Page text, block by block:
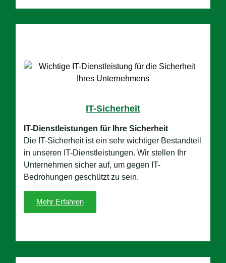
IT-Sicherheit
IT-Dienstleistungen für Ihre Sicherheit
Die IT-Sicherheit ist ein sehr wichtiger Bestandteil
in unseren IT-Dienstleistungen. Wir stellen Ihr
Unternehmen sicher auf, um gegen IT-
Bedrohungen geschützt zu sein.
Mehr Erfahren